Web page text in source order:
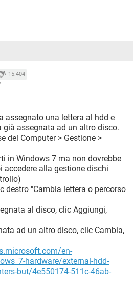
15.404
assegnato una lettera al hdd e
già assegnata ad un altro disco.
del Computer > Gestione >
in Windows 7 ma non dovrebbe
accedere alla gestione dischi
destro "Cambia lettera o percorso
al disco, clic Aggiungi,
ad un altro disco, clic Cambia,
en-
hardware/external-hdd-
but/4e550174-511c-46ab-